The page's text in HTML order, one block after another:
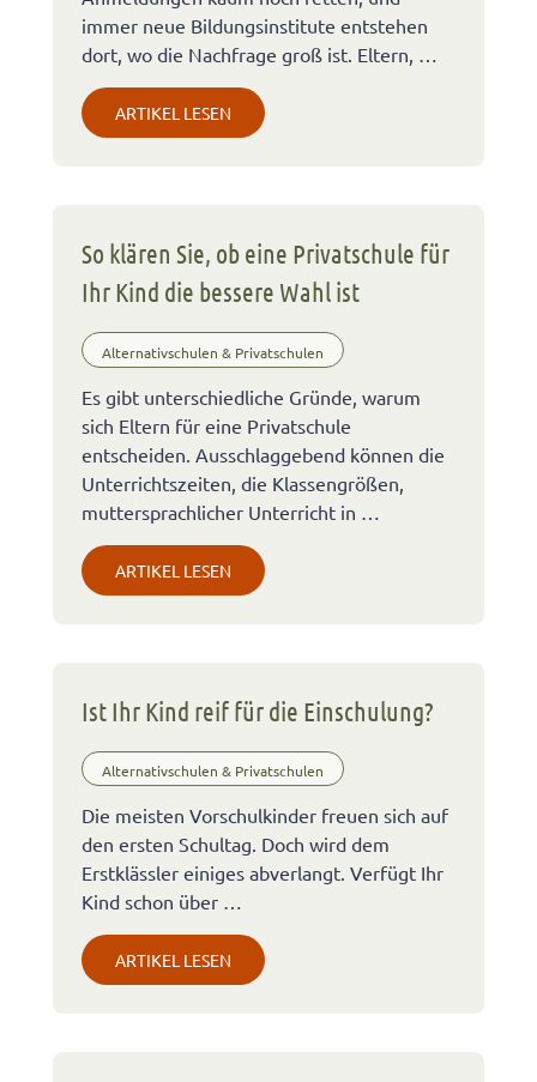
immer neue Bildungsinstitute entstehen
dort, wo die Nachfrage groß ist. Eltern, …
ARTIKEL LESEN
So klären Sie, ob eine Privatschule für
Ihr Kind die bessere Wahl ist
Alternativschulen & Privatschulen
Es gibt unterschiedliche Gründe, warum
sich Eltern für eine Privatschule
entscheiden. Ausschlaggebend können die
Unterrichtszeiten, die Klassengrößen,
muttersprachlicher Unterricht in …
ARTIKEL LESEN
Ist Ihr Kind reif für die Einschulung?
Alternativschulen & Privatschulen
Die meisten Vorschulkinder freuen sich auf
den ersten Schultag. Doch wird dem
Erstklässler einiges abverlangt. Verfügt Ihr
Kind schon über …
ARTIKEL LESEN